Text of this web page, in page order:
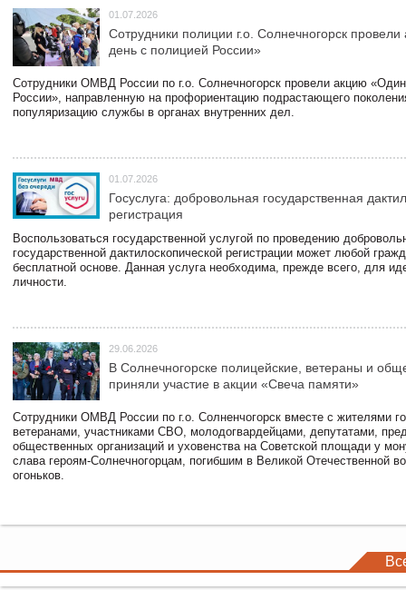
01.07.2026
Сотрудники полиции г.о. Солнечногорск
день с полицией России»
Сотрудники ОМВД России по г.о. Солнечногорск провели акцию
России», направленную на профориентацию подрастающего
популяризацию службы в органах внутренних дел.
01.07.2026
Госуслуга: добровольная государственная
регистрация
Воспользоваться государственной услугой по проведению
государственной дактилоскопической регистрации может любой
бесплатной основе. Данная услуга необходима, прежде всего, для
личности.
29.06.2026
В Солнечногорске полицейские, ветераны и
приняли участие в акции «Свеча памяти»
Сотрудники ОМВД России по г.о. Солненчогорск вместе с жителями
ветеранами, участниками СВО, молодогвардейцами, депутатами,
общественных организаций и уховенства на Советской площади у
слава героям-Солнечногорцам, погибшим в Великой Отечественной
огоньков.